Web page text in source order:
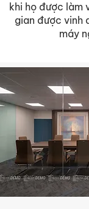
khi họ được làm
gian được vinh
máy